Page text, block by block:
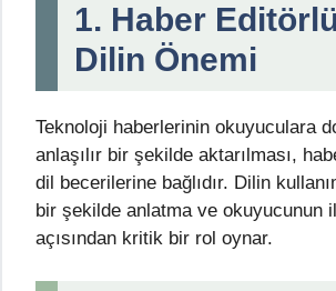
1. Haber
Dilin Önemi
Teknoloji haberlerinin okuyuculara
anlaşılır bir şekilde aktarılması,
dil becerilerine bağlıdır. Dilin
bir şekilde anlatma ve okuyucunun
açısından kritik bir rol oynar.